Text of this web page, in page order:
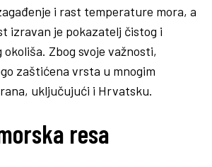
i rast temperature mora, a
izravan je pokazatelj čistog i
Zbog svoje važnosti,
zaštićena vrsta u mnogim
uključujući i Hrvatsku.
resa